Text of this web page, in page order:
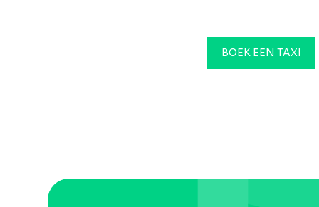
BOEK EEN TAXI